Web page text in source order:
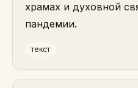
храмах и духовной
пандемии.
текст